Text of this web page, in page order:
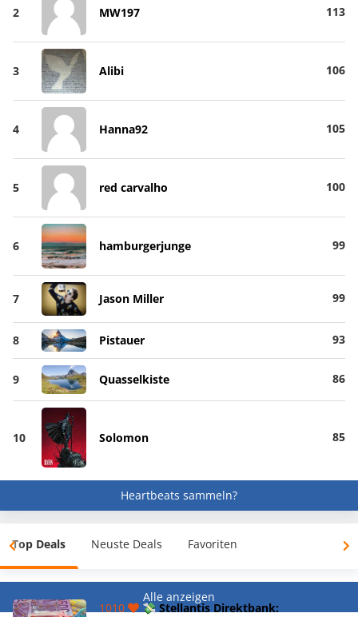
2 MW197 113
3 Alibi 106
4 Hanna92 105
5 red carvalho 100
6 hamburgerjunge 99
7 Jason Miller 99
8 Pistauer 93
9 Quasselkiste 86
10 Solomon 85
Heartbeats sammeln?
Top Deals Neuste Deals Favoriten
Alle anzeigen
1010
💸 Stellantis Direktbank: